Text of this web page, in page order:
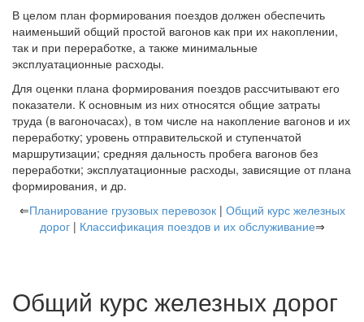
В целом план формирования поездов должен обеспечить
наименьший общий простой вагонов как при их накоплении,
так и при переработке, а также минимальные
эксплуатационные расходы.
Для оценки плана формирования поездов рассчитывают его
показатели. К основным из них относятся общие затраты
труда (в вагоночасах), в том числе на накопление вагонов и их
переработку; уровень отправительской и ступенчатой
маршрутизации; средняя дальность пробега вагонов без
переработки; эксплуатационные расходы, зависящие от плана
формирования, и др.
⇐Планирование грузовых перевозок| Общий курс железных
дорог| Классификация поездов и их обслуживание⇒
Общий курс железных дорог